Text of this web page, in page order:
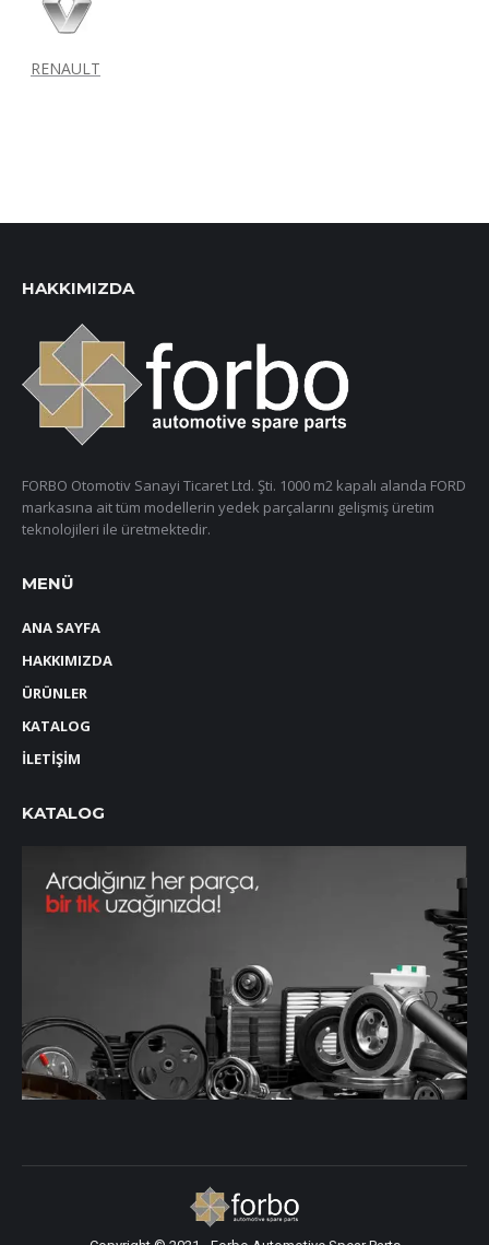
RENAULT
HAKKIMIZDA
FORBO Otomotiv Sanayi Ticaret Ltd. Şti. 1000 m2 kapalı alanda FORD
markasına ait tüm modellerin yedek parçalarını gelişmiş üretim
teknolojileri ile üretmektedir.
MENÜ
ANA SAYFA
HAKKIMIZDA
ÜRÜNLER
KATALOG
İLETİŞİM
KATALOG